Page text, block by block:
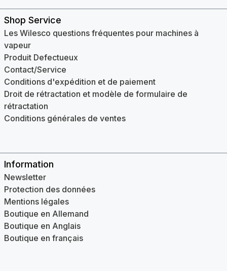
Shop Service
Les Wilesco questions fréquentes pour machines à
vapeur
Produit Defectueux
Contact/Service
Conditions d'expédition et de paiement
Droit de rétractation et modèle de formulaire de
rétractation
Conditions générales de ventes
Information
Newsletter
Protection des données
Mentions légales
Boutique en Allemand
Boutique en Anglais
Boutique en français